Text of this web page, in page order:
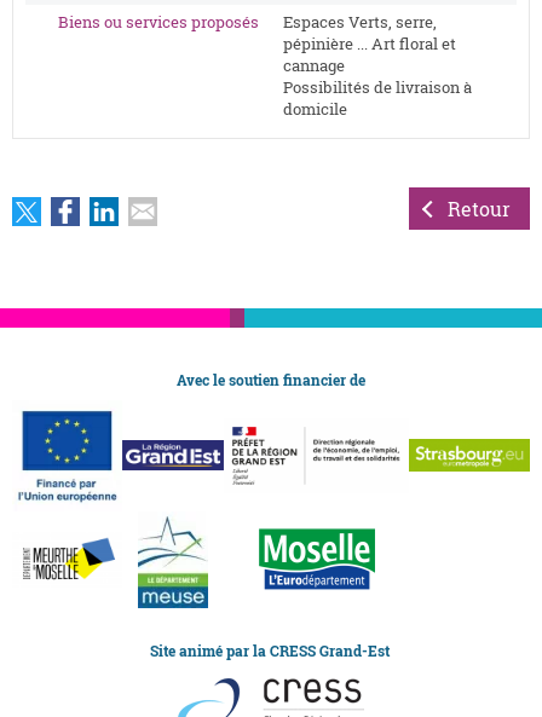
Biens ou services proposés
Espaces Verts, serre,
pépinière ... Art floral et
cannage
Possibilités de livraison à
domicile
Retour
Avec le soutien financier de
Site animé par la CRESS Grand-Est